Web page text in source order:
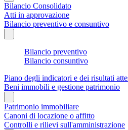
Bilancio Consolidato
Atti in approvazione
Bilancio preventivo e consuntivo
Bilancio preventivo
Bilancio consuntivo
Piano degli indicatori e dei risultati
Beni immobili e gestione patrimonio
Patrimonio immobiliare
Canoni di locazione o affitto
Controlli e rilievi sull'amministrazione